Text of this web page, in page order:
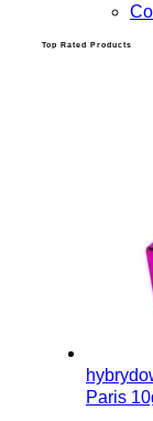
Top Rated Products
Paris